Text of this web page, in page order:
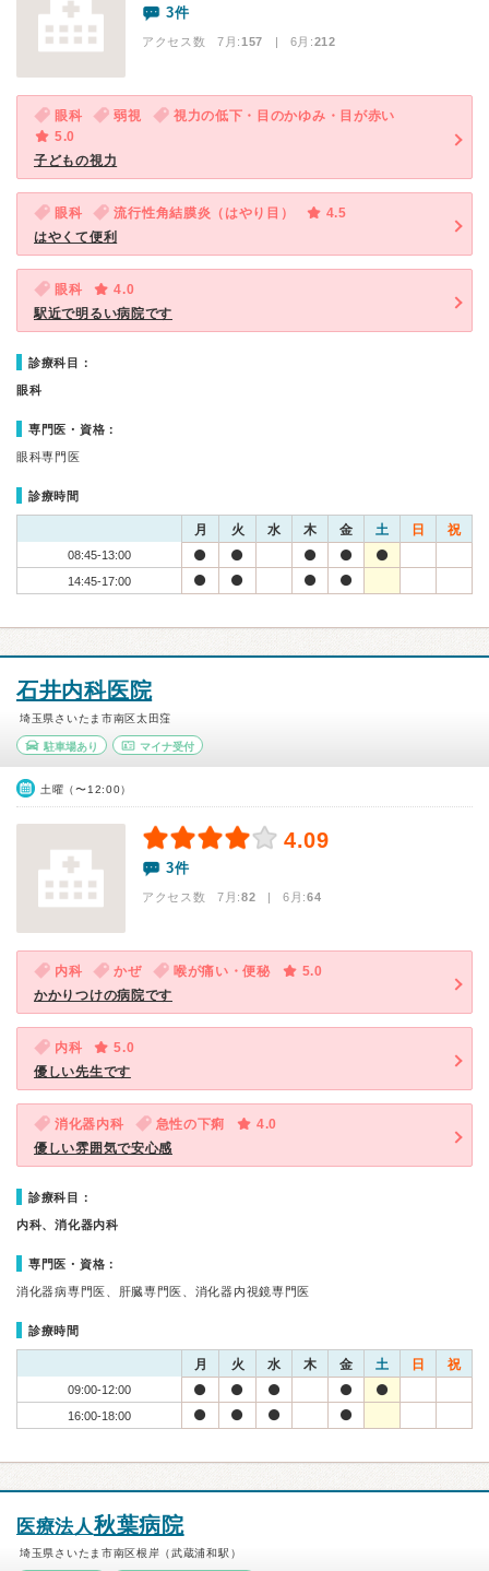
3件
アクセス数 7月:157 | 6月:212
眼科 弱視
視力の低下・目のかゆみ・目が赤い
5.0
子どもの視力
眼科 流行性角結膜炎（はやり目）
4.5
はやくて便利
眼科
4.0
駅近で明るい病院です
診療科目：
眼科
専門医・資格：
眼科専門医
診療時間
月 火 水 木 金 土 日 祝
08:45-13:00
14:45-17:00
石井内科医院
埼玉県さいたま市南区太田窪
駐車場あり マイナ受付
土曜（〜12:00）
4.09
3件
アクセス数 7月:82 | 6月:64
内科 かぜ 喉が痛い・便秘
5.0
かかりつけの病院です
内科
5.0
優しい先生です
消化器内科 急性の下痢
4.0
優しい雰囲気で安心感
診療科目：
内科、消化器内科
専門医・資格：
消化器病専門医、肝臓専門医、消化器内視鏡専門医
診療時間
月 火 水 木 金 土 日 祝
09:00-12:00
16:00-18:00
医療法人秋葉病院
埼玉県さいたま市南区根岸（武蔵浦和駅）